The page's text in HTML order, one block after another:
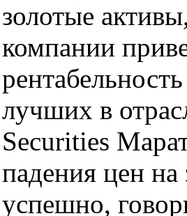
золотые
компании
лучших в
Securities
падения цен
успешно,